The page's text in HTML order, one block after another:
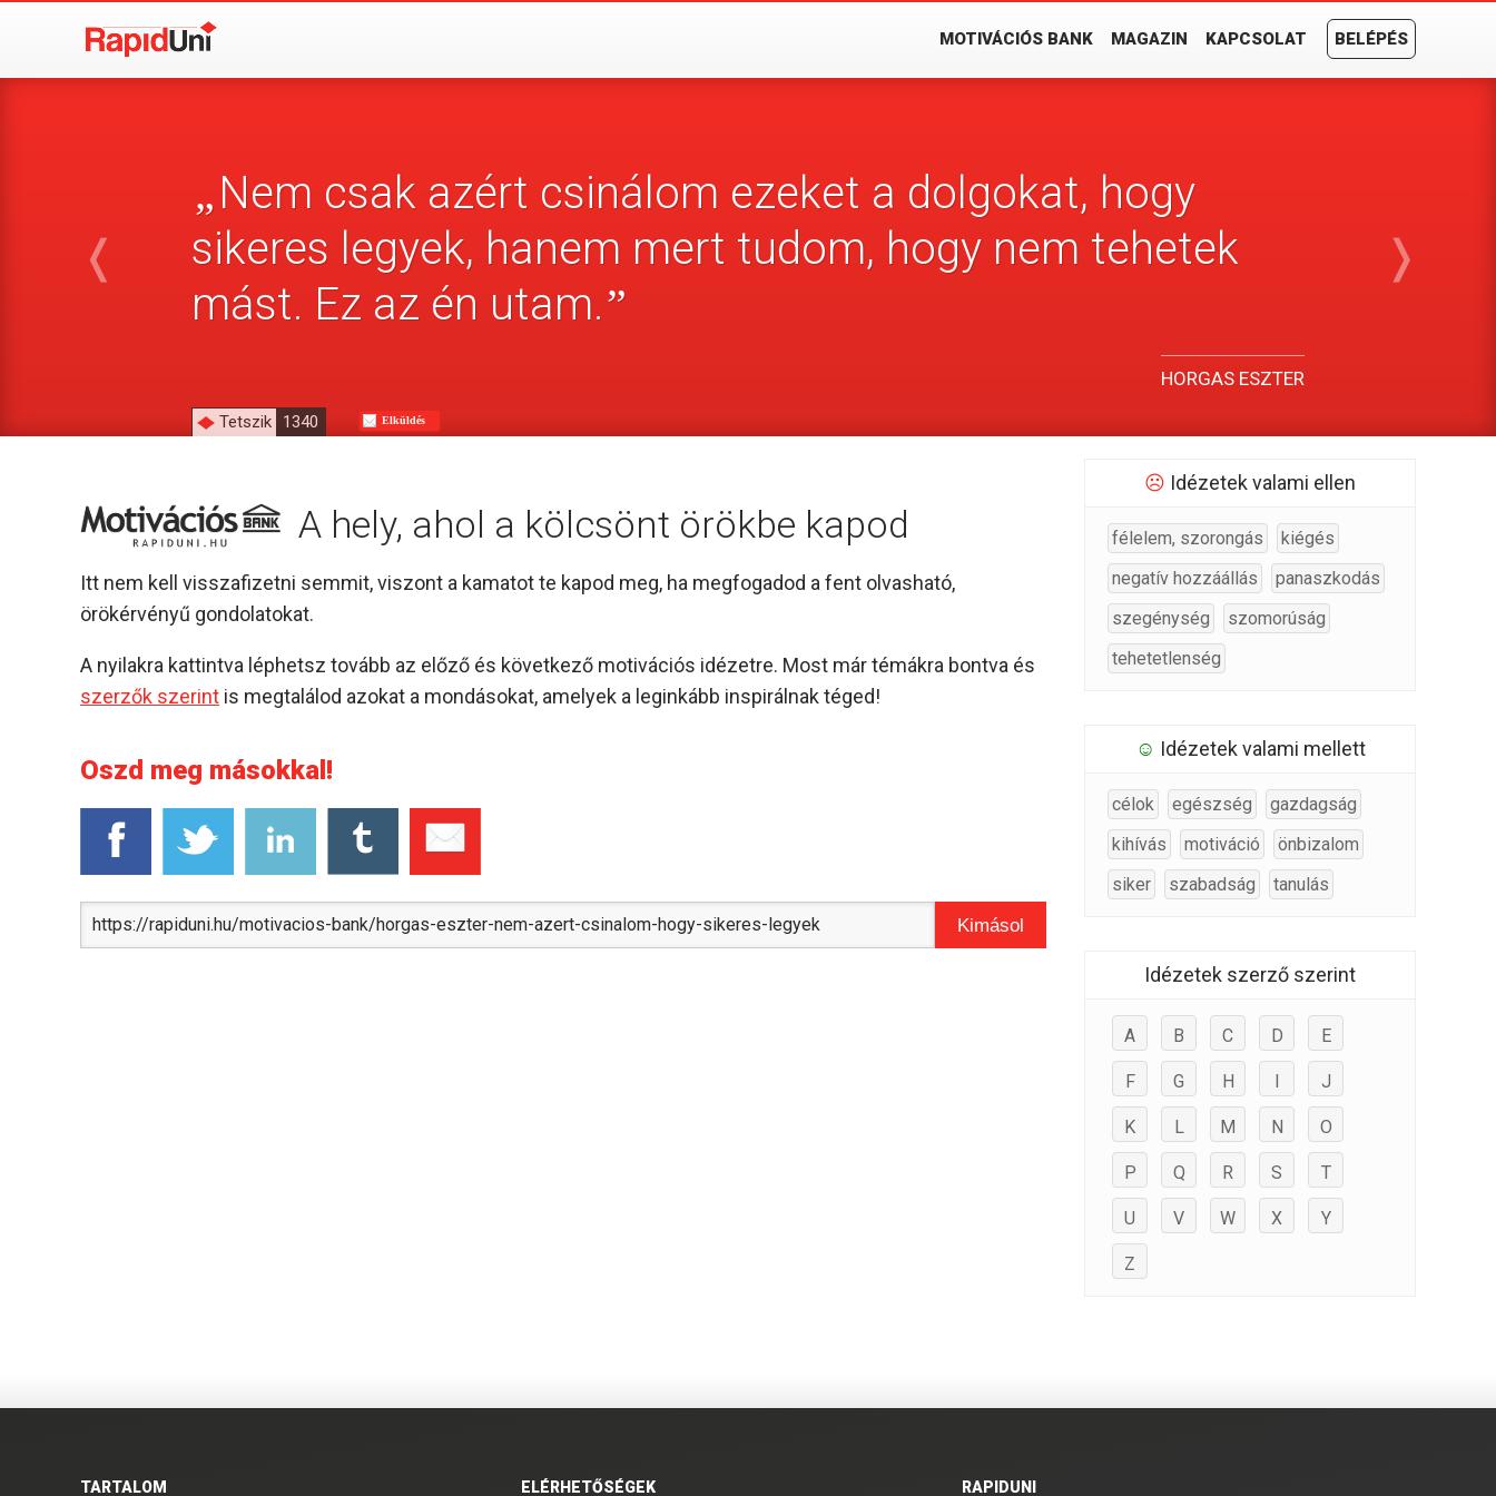
MOTIVÁCIÓS BANK MAGAZIN KAPCSOLAT BELÉPÉS
❬
„Nem csak azért csinálom ezeket a dolgokat, hogy
sikeres legyek, hanem mert tudom, hogy nem tehetek
mást. Ez az én utam.”
HORGAS ESZTER
❭
Tetszik 1340 Elküldés
A hely, ahol a kölcsönt örökbe kapod
Itt nem kell visszafizetni semmit, viszont a kamatot te kapod meg, ha megfogadod a fent olvasható,
örökérvényű gondolatokat.
A nyilakra kattintva léphetsz tovább az előző és következő motivációs idézetre. Most már témákra bontva és
szerzők szerint is megtalálod azokat a mondásokat, amelyek a leginkább inspirálnak téged!
Oszd meg másokkal!
Kimásol
☹ Idézetek valami ellen
félelem, szorongás
kiégés
negatív hozzáállás
panaszkodás
szegénység
szomorúság
tehetetlenség
☺ Idézetek valami mellett
célok egészség
gazdagság
kihívás
motiváció
önbizalom
siker
szabadság tanulás
Idézetek szerző szerint
A B C D E
F G H I J
K L M N O
P Q R S T
U V W X Y
Z
TARTALOM ELÉRHETŐSÉGEK RAPIDUNI